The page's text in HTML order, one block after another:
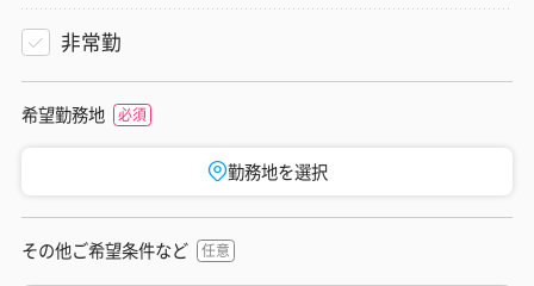
非常勤
希望勤務地
勤務地を選択
その他ご希望条件など